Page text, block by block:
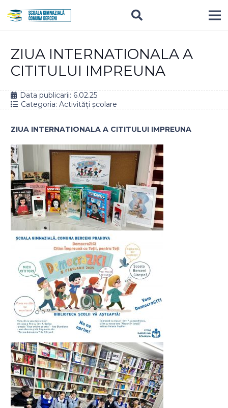
ZIUA INTERNATIONALA A
CITITULUI IMPREUNA
Data publicarii: 6.02.25
Categoria: Activități școlare
ZIUA INTERNATIONALA A CITITULUI IMPREUNA